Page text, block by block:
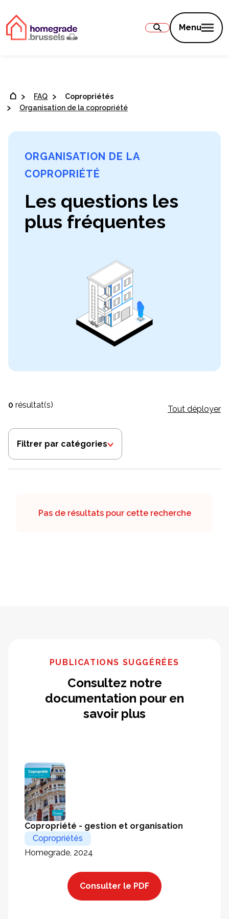
Menu
FAQ
Copropriétés
Organisation de la copropriété
ORGANISATION DE LA
COPROPRIÉTÉ
Les questions les
plus fréquentes
0 résultat(s) Tout déployer
Filtrer par catégories
Pas de résultats pour cette recherche
PUBLICATIONS SUGGÉRÉES
Consultez notre
documentation pour en
savoir plus
Copropriété - gestion et organisation
Copropriétés
Homegrade, 2024
Consulter le PDF